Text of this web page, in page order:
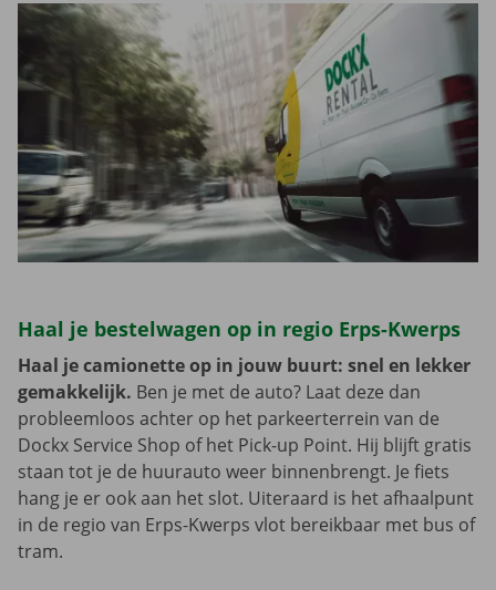
Haal je bestelwagen op in regio Erps-Kwerps
Haal je camionette op in jouw buurt: snel en lekker
gemakkelijk. Ben je met de auto? Laat deze dan
probleemloos achter op het parkeerterrein van de
Dockx Service Shop of het Pick-up Point. Hij blijft gratis
staan tot je de huurauto weer binnenbrengt. Je fiets
hang je er ook aan het slot. Uiteraard is het afhaalpunt
in de regio van Erps-Kwerps vlot bereikbaar met bus of
tram.